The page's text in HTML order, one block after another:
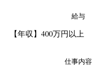
給与
【年収】400万円以上
仕事内容